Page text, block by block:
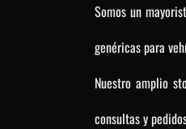
Somos un
genéricas para
Nuestro amplio
consultas y